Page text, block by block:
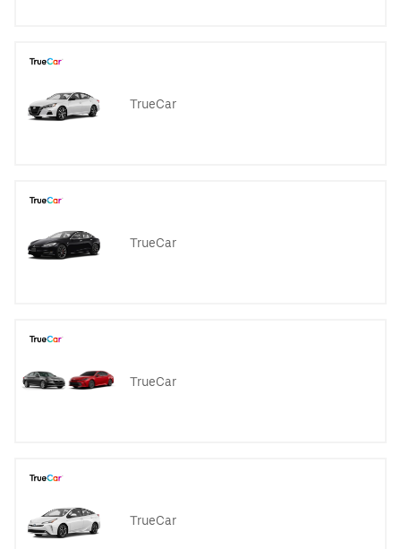
TrueCar
TrueCar
TrueCar
TrueCar